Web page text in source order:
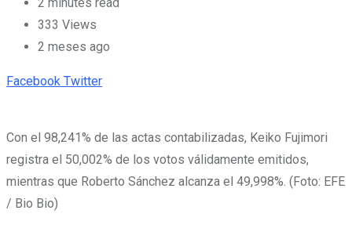
333 Views
2 meses ago
Facebook TwitterPinterest
Whatsapp
Cloud
StumbleUpon
Print
Share
Con el 98,241% de las actas contabilizadas, Keiko Fujimori
registra el 50,002% de los votos válidamente emitidos,
mientras que Roberto Sánchez alcanza el 49,998%. (Foto: EFE
/ Bio Bio)